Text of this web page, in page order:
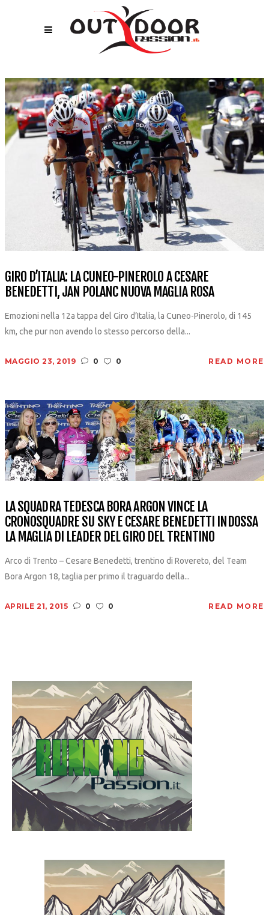
GIRO D’ITALIA: LA CUNEO-PINEROLO A CESARE
BENEDETTI, JAN POLANC NUOVA MAGLIA ROSA
Emozioni nella 12a tappa del Giro d’Italia, la Cuneo-Pinerolo, di 145
km, che pur non avendo lo stesso percorso della...
MAGGIO 23, 2019 0 0 READ MORE
LA SQUADRA TEDESCA BORA ARGON VINCE LA
CRONOSQUADRE SU SKY E CESARE BENEDETTI INDOSSA
LA MAGLIA DI LEADER DEL GIRO DEL TRENTINO
Arco di Trento – Cesare Benedetti, trentino di Rovereto, del Team
Bora Argon 18, taglia per primo il traguardo della...
APRILE 21, 2015 0 0 READ MORE